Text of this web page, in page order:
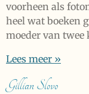
voorheen als
heel wat boeken
moeder van twee
Lees meer »
Gillian Slovo